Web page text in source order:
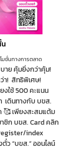
มชั่นทางการตลาด
าย คุ้มยิ่งกว่าคุ้ม!
ㅤ สิทธิพิเศษ!
งใช้ 500 คะแนน
เดินทางกับ บขส.
🥰 เพียงสะสมแต้ม
าชิก บขส. Card คลิก
index ㅤ
ตั๋ว “บขส.” ออนไลน์